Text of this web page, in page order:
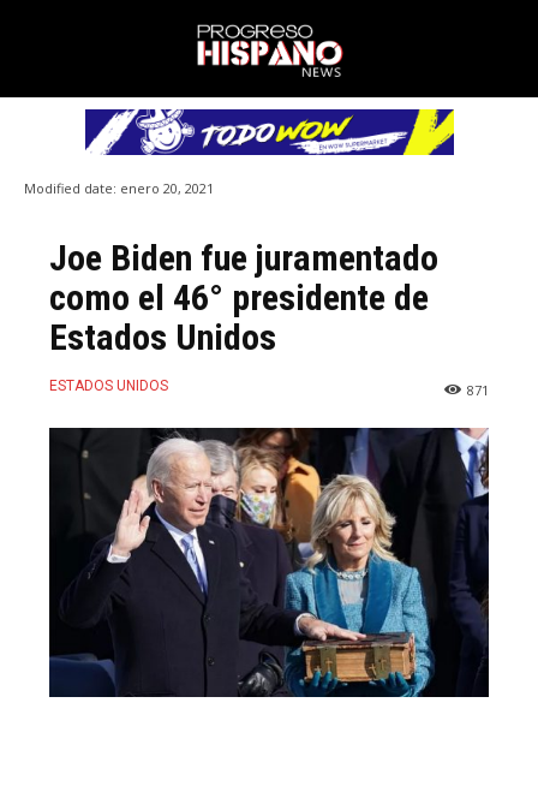
Modified date: enero 20, 2021
Joe Biden fue juramentado
como el 46° presidente de
Estados Unidos
ESTADOS UNIDOS 871